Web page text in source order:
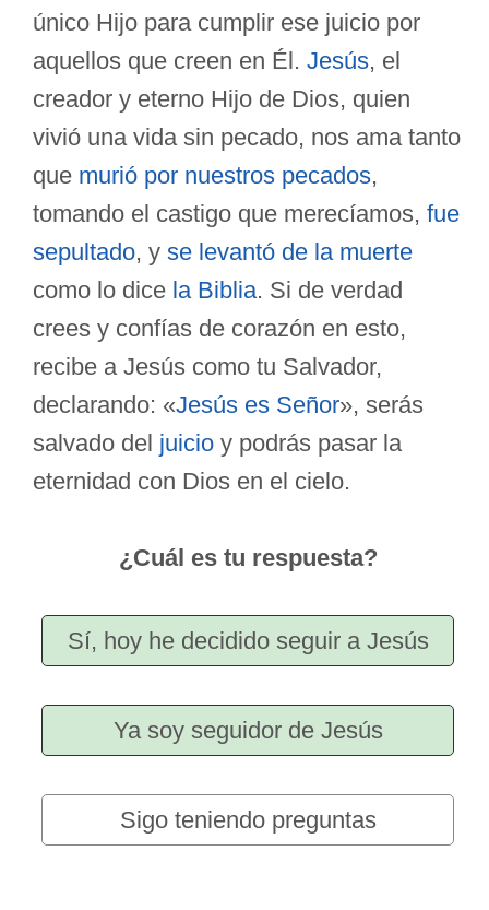
único Hijo para cumplir ese juicio por
aquellos que creen en Él. Jesús, el
creador y eterno Hijo de Dios, quien
vivió una vida sin pecado, nos ama tanto
que murió por nuestros pecados,
tomando el castigo que merecíamos, fue
sepultado, y se levantó de la muerte
como lo dice la Biblia. Si de verdad
crees y confías de corazón en esto,
recibe a Jesús como tu Salvador,
declarando: «Jesús es Señor», serás
salvado del juicio y podrás pasar la
eternidad con Dios en el cielo.
¿Cuál es tu respuesta?
Sí, hoy he decidido seguir a Jesús
Ya soy seguidor de Jesús
Sigo teniendo preguntas